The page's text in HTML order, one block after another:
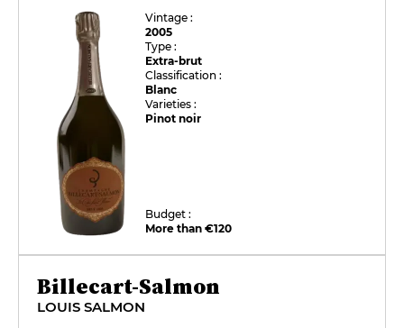
Vintage :
2005
Type :
Extra-brut
Classification :
Blanc
Varieties :
Pinot noir
Budget :
More than €120
Billecart-Salmon
LOUIS SALMON